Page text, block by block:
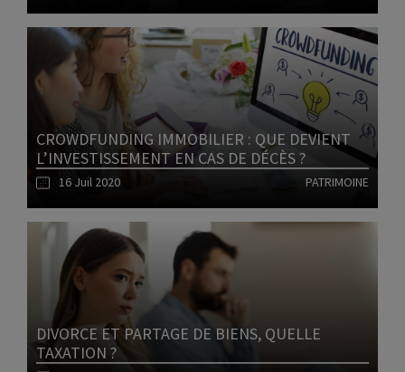
Lire l'article
CROWDFUNDING IMMOBILIER : QUE DEVIENT
L’INVESTISSEMENT EN CAS DE DÉCÈS ?
16 Juil 2020 PATRIMOINE
DIVORCE ET PARTAGE DE BIENS, QUELLE
TAXATION ?